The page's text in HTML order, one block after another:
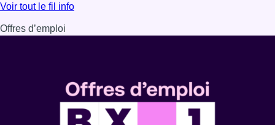
Lire l'article La vague de chaleur est officiellement
Voir tout le fil info
Offres d’emploi